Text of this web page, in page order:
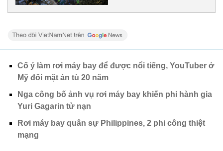
Cố ý làm rơi máy bay để được nổi tiếng, YouTuber ở
Mỹ đối mặt án tù 20 năm
Nga công bố ảnh vụ rơi máy bay khiến phi hành gia
Yuri Gagarin tử nạn
Rơi máy bay quân sự Philippines, 2 phi công thiệt
mạng